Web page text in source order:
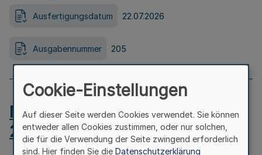
Ausfertigungsdatum 22.07.2026
Ausgabennummer 205
MB.NRW 2026 Nr. 204 vom
24.07.2026
Cookie-Einstellungen
Auf dieser Seite werden Cookies verwendet. Sie können
entweder allen Cookies zustimmen, oder nur solchen,
die für die Verwendung der Seite zwingend erforderlich
sind. Hier finden Sie die Datenschutzerklärung